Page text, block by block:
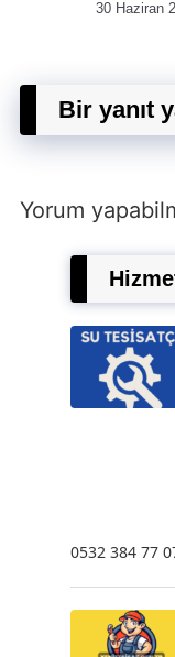
30 Haziran
Bir yanıt
Yorum
0532 384 77